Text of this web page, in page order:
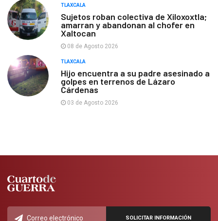
TLAXCALA
Sujetos roban colectiva de Xiloxoxtla;
amarran y abandonan al chofer en
Xaltocan
08 de Agosto 2026
TLAXCALA
Hijo encuentra a su padre asesinado a
golpes en terrenos de Lázaro
Cárdenas
03 de Agosto 2026